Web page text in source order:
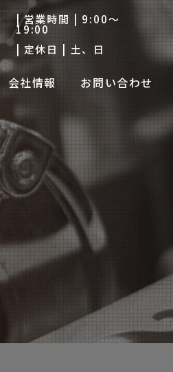
| 営業時間 | 9:00～
19:00
| 定休日 |
土、日
会社情報 お問い合わせ